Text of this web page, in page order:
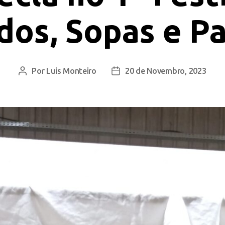
Sopas e
Por Luis Monteiro 20 de Novembro, 2023